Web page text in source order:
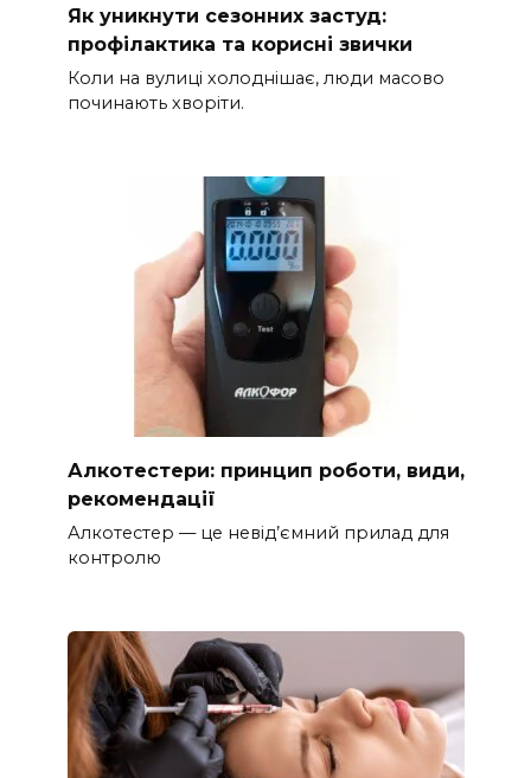
Як уникнути сезонних застуд:
профілактика та корисні звички
Коли на вулиці холоднішає, люди масово
починають хворіти.
Алкотестери: принцип роботи, види,
рекомендації
Алкотестер — це невід’ємний прилад для
контролю